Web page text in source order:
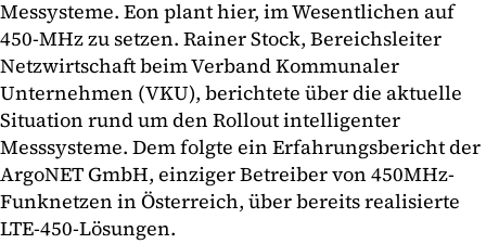
Messysteme. Eon plant hier, im Wesentlichen auf
450-MHz zu setzen. Rainer Stock, Bereichsleiter
Netzwirtschaft beim Verband Kommunaler
Unternehmen (VKU), berichtete über die aktuelle
Situation rund um den Rollout intelligenter
Messsysteme. Dem folgte ein Erfahrungsbericht der
ArgoNET GmbH, einziger Betreiber von 450MHz-
Funknetzen in Österreich, über bereits realisierte
LTE-450-Lösungen.